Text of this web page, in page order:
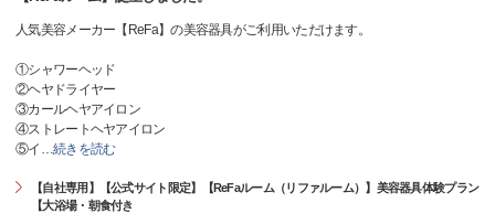
人気美容メーカー【ReFa】の美容器具がご利用いただけます。
①シャワーヘッド
②ヘヤドライヤー
③カールヘヤアイロン
④ストレートヘヤアイロン
⑤イ …続きを読む
【自社専用】【公式サイト限定】【ReFaルーム（リファルーム）】美容器具体験プラン
【大浴場・朝食付き